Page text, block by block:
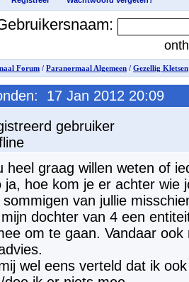
Forum / Paranormaal Algemeen / Gezellig Kletsen
17 Jan 2012 20:09
gebruiker
heel graag willen weten of
ja, hoe kom je er achter wie
sommigen van jullie
dochter van 4 een
om te gaan. Vandaar
wel eens verteld dat ik